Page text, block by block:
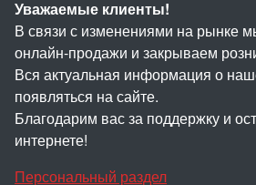
Уважаемые клиенты!
В связи с изменениями на рынке
онлайн-продажи и закрываем
Вся актуальная информация о
появляться на сайте.
Благодарим вас за поддержку и
интернете!
Персональный раздел